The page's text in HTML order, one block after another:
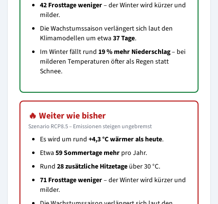
42 Frosttage weniger– der Winter wird kürzer und
milder.
Die Wachstumssaison verlängert sich laut den
Klimamodellen um etwa 37 Tage.
Im Winter fällt rund 19 % mehr Niederschlag– bei
milderen Temperaturen öfter als Regen statt
Schnee.
🔥 Weiter wie bisher
Szenario RCP8.5 – Emissionen steigen ungebremst
Es wird um rund +4,3 °C wärmer als heute.
Etwa 59 Sommertage mehr pro Jahr.
Rund 28 zusätzliche Hitzetage über 30 °C.
71 Frosttage weniger– der Winter wird kürzer und
milder.